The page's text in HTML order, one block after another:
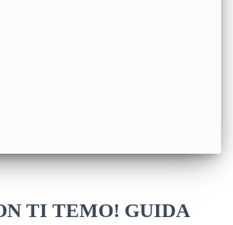
TI TEMO! GUIDA